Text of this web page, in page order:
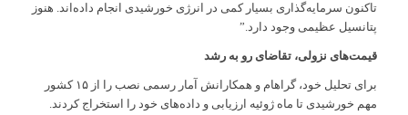
تاکنون سرمایه‌گذاری بسیار کمی در انرژی خورشیدی انجام داده‌اند. هنوز
پتانسیل عظیمی وجود دارد.”
قیمت‌های نزولی، تقاضای رو به رشد
برای تحلیل خود، گراهام و همکارانش آمار رسمی نصب را از ۱۵ کشور
مهم خورشیدی تا ماه ژوئیه ارزیابی و داده‌های خود را استخراج کردند.